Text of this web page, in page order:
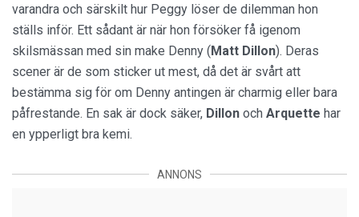
varandra och särskilt hur Peggy löser de dilemman hon
ställs inför. Ett sådant är när hon försöker få igenom
skilsmässan med sin make Denny (Matt Dillon). Deras
scener är de som sticker ut mest, då det är svårt att
bestämma sig för om Denny antingen är charmig eller bara
påfrestande. En sak är dock säker, Dillon och Arquette har
en ypperligt bra kemi.
ANNONS